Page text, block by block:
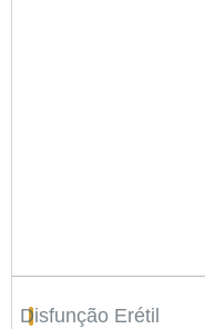
Disfunção Erétil